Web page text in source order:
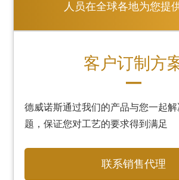
人员在全球各地为您提
客户订制方
德威诺斯通过我们的产品与您一起
题，保证您对工艺的要求得到满足
联系销售代理